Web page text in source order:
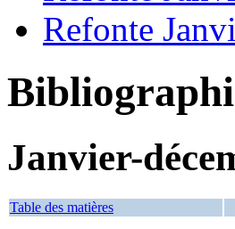
Refonte
Janvier-
Table des matières